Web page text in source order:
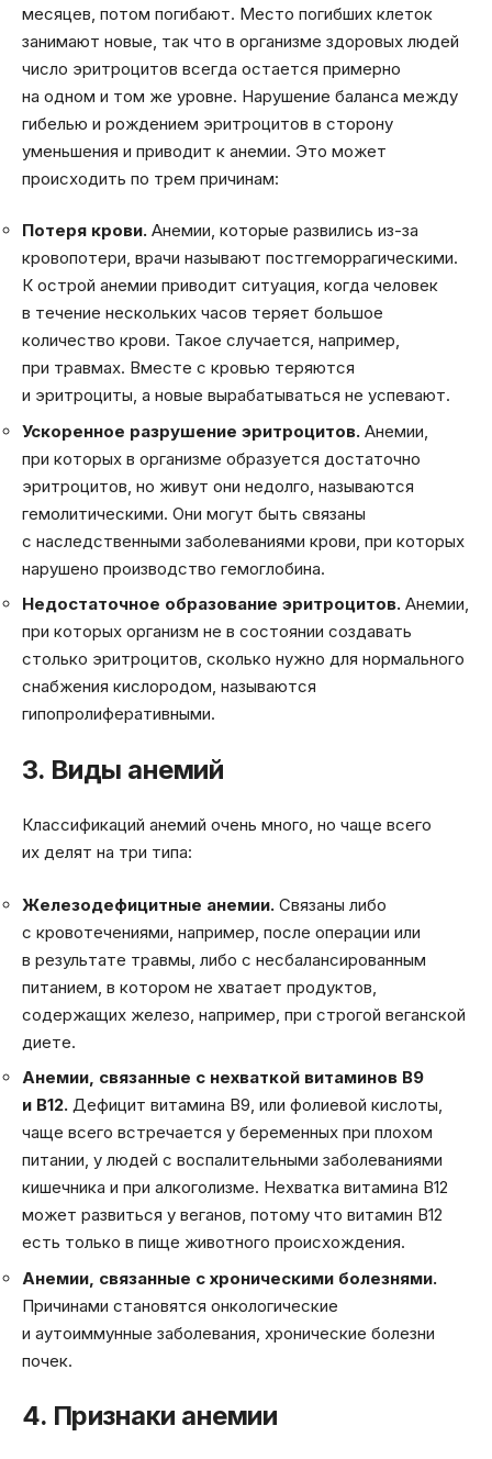
месяцев, потом погибают. Место погибших клеток
занимают новые, так что в организме здоровых людей
число эритроцитов всегда остается примерно
на одном и том же уровне. Нарушение баланса между
гибелью и рождением эритроцитов в сторону
уменьшения и приводит к анемии. Это может
происходить по трем причинам:
Потеря крови. Анемии, которые развились из-за
кровопотери, врачи называют постгеморрагическими.
К острой анемии приводит ситуация, когда человек
в течение нескольких часов теряет большое
количество крови. Такое случается, например,
при травмах. Вместе с кровью теряются
и эритроциты, а новые вырабатываться не успевают.
Ускоренное разрушение эритроцитов. Анемии,
при которых в организме образуется достаточно
эритроцитов, но живут они недолго, называются
гемолитическими. Они могут быть связаны
с наследственными заболеваниями крови, при которых
нарушено производство гемоглобина.
Недостаточное образование эритроцитов. Анемии,
при которых организм не в состоянии создавать
столько эритроцитов, сколько нужно для нормального
снабжения кислородом, называются
гипопролиферативными.
3. Виды анемий
Классификаций анемий очень много, но чаще всего
их делят на три типа:
Железодефицитные анемии. Связаны либо
с кровотечениями, например, после операции или
в результате травмы, либо с несбалансированным
питанием, в котором не хватает продуктов,
содержащих железо, например, при строгой веганской
диете.
Анемии, связанные с нехваткой витаминов В9
и В12. Дефицит витамина В9, или фолиевой кислоты,
чаще всего встречается у беременных при плохом
питании, у людей с воспалительными заболеваниями
кишечника и при алкоголизме. Нехватка витамина В12
может развиться у веганов, потому что витамин В12
есть только в пище животного происхождения.
Анемии, связанные с хроническими болезнями.
Причинами становятся онкологические
и аутоиммунные заболевания, хронические болезни
почек.
4. Признаки анемии